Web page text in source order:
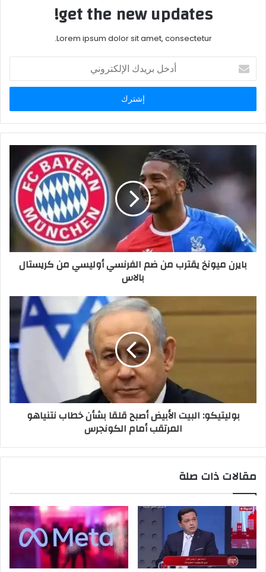
get the new updates!
Lorem ipsum dolor sit amet, consectetur.
بريدك
الإلكتروني
بايرن ميونخ يقترب من ضم الفرنسي أوليسي من كريستال
بالاس
بوليتيكو: البيت الأبيض أصبح قلقا بشأن خطاب نتنياهو
المرتقب أمام الكونجرس
مقالات ذات صلة